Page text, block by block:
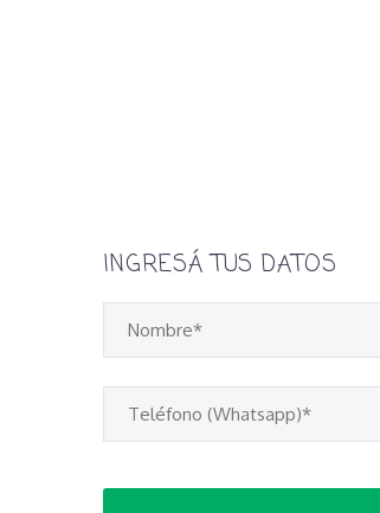
INGRESÁ TUS DATOS